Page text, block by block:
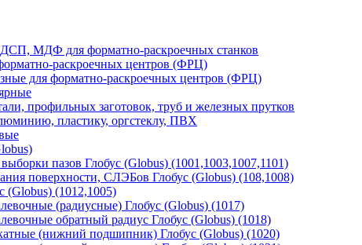
МДФ для форматно-раскроечных станков
раскроечных центров (ФРЦ)
для форматно-раскроечных центров (ФРЦ)
профильных заготовок, труб и железных прутков
пластику, оргстеклу, ПВХ
пазов Глобус (Globus) (1001,1003,1007,1101)
поверхности, СЛЭБов Глобус (Globus) (108,1008)
(Globus) (1012,1005)
(радиусные) Глобус (Globus) (1017)
обратный радиус Глобус (Globus) (1018)
(нижний подшипник) Глобус (Globus) (1020)